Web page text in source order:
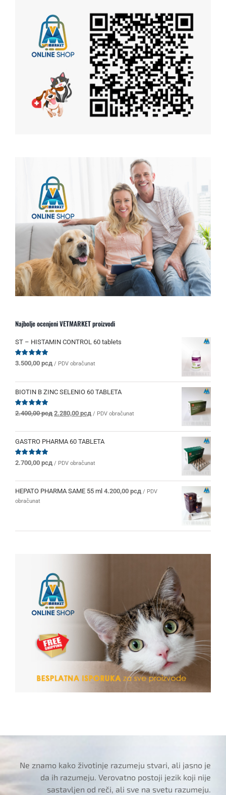
Najbolje ocenjeni VETMARKET proizvodi
ST – HISTAMIN CONTROL 60 tablets
Ocenjeno
od 5
3.500,00 рсд / PDV obračunat
BIOTIN B ZINC SELENIO 60 TABLETA
Ocenjeno
od 5
2.400,00рсд Originalna
je
bila:
2.280,00 рсд Trenutna
je:
2.280,00 рсд.
/ PDV obračunat
GASTRO PHARMA 60 TABLETA
Ocenjeno
od 5
2.700,00 рсд / PDV obračunat
HEPATO PHARMA SAME 55 ml 4.200,00 рсд / PDV
obračunat
Ne znamo kako životinje razumeju stvari, ali jasno je
da ih razumeju. Verovatno postoji jezik koji nije
sastavljen od reči, ali sve na svetu razumeju.